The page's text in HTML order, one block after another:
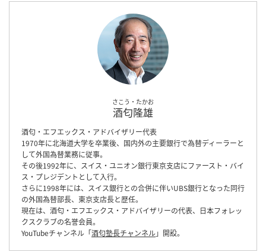
さこう・たかお
酒匂隆雄
酒匂・エフエックス・アドバイザリー代表
1970年に北海道大学を卒業後、国内外の主要銀行で為替ディーラーと
して外国為替業務に従事。
その後1992年に、スイス・ユニオン銀行東京支店にファースト・バイ
ス・プレジデントとして入行。
さらに1998年には、スイス銀行との合併に伴いUBS銀行となった同行
の外国為替部長、東京支店長と歴任。
現在は、酒匂・エフエックス・アドバイザリーの代表、日本フォレッ
クスクラブの名誉会員。
YouTubeチャンネル「酒匂塾長チャンネル」開設。